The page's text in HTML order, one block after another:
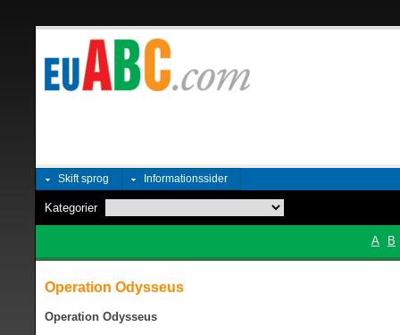
Skift sprog Informationssider
Kategorier
A B
Operation Odysseus
Operation Odysseus